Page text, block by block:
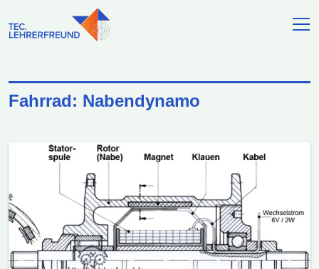
Fahrrad: Nabendynamo